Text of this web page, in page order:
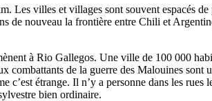
Les villes et villages sont souvent espacés
nouveau la frontière entre Chili et
à Rio Gallegos. Une ville de 100 000
de la guerre des Malouines
c’est étrange. Il n’y a personne dans les
bien ordinaire.